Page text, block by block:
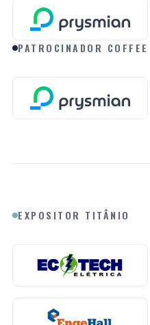
PATROCINADOR COFFEE
EXPOSITOR TITÂNIO